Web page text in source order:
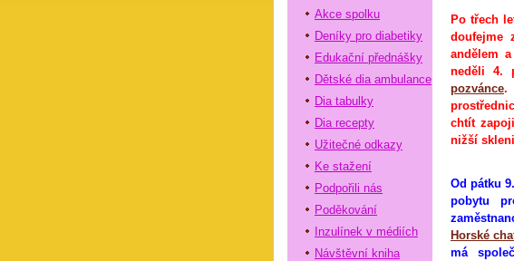
Po třech
doufejme
andělem
neděli 4.
pozvánce.
chtít
nižší
Od pátku
pobytu
Horské
má
Akce spolku
Deníky pro diabetiky
Edukační přednášky
Dětské dia ambulance
Dia tabulky
Dia recepty
Užitečné odkazy
Ke stažení
Podpořili nás
Poděkování
Inzulínek v médiích
Návštěvní kniha